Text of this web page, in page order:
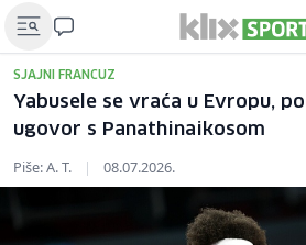
SJAJNI FRANCUZ
Yabusele se vraća u Evropu,
ugovor s Panathinaikosom
Piše: A. T. | 08.07.2026.